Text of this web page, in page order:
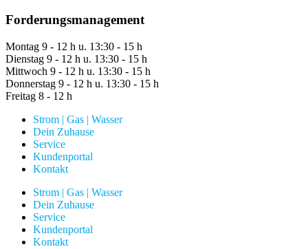
Forderungsmanagement
Montag 9 - 12 h u. 13:30 - 15 h
Dienstag 9 - 12 h u. 13:30 - 15 h
Mittwoch 9 - 12 h u. 13:30 - 15 h
Donnerstag 9 - 12 h u. 13:30 - 15 h
Freitag 8 - 12 h
Strom | Gas | Wasser
Dein Zuhause
Service
Kundenportal
Kontakt
Strom | Gas | Wasser
Dein Zuhause
Service
Kundenportal
Kontakt